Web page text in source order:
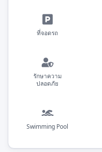
ที่จอดรถ
รักษาความ
ปลอดภัย
Swimming Pool